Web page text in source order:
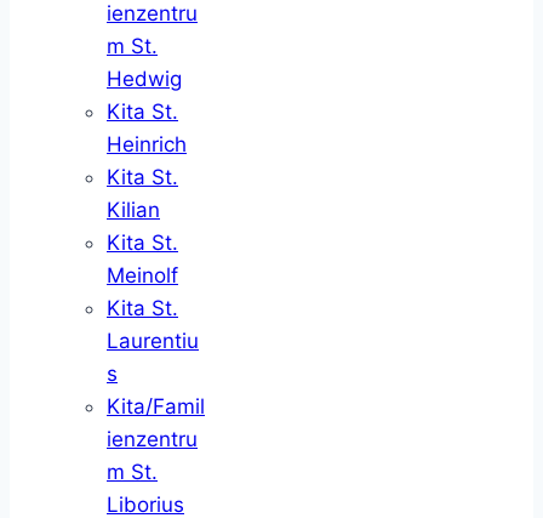
ienzentru
m St.
Hedwig
Kita St.
Heinrich
Kita St.
Kilian
Kita St.
Meinolf
Kita St.
Laurentiu
s
Kita/Famil
ienzentru
m St.
Liborius